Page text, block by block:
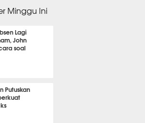
Minggu Ini
Lagi
John
soal
Putuskan